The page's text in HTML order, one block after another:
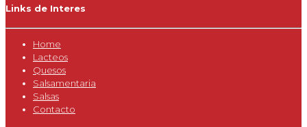
Links de Interes
Home
Lacteos
Quesos
Salsamentaria
Salsas
Contacto